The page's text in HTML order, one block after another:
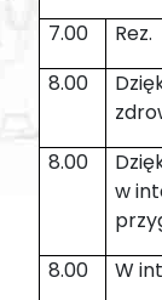
7.00
Rez.
8.00
8.00
w
8.00
W